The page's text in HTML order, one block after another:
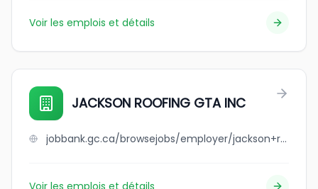
Voir les emplois et détails
JACKSON ROOFING GTA INC
jobbank.gc.ca/browsejobs/employer/jackson+roofing+gta+inc/ca
Voir les emplois et détails